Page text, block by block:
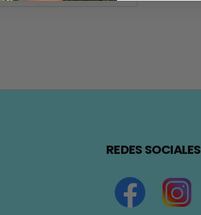
REDES SOCIALES